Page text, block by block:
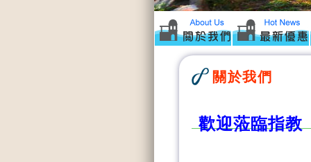
關於我們
歡迎蒞臨指教